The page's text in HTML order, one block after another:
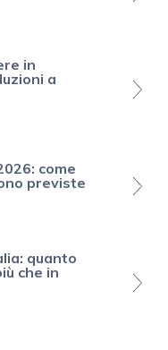
in
a
come
previste
quanto
che in